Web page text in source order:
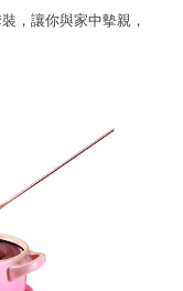
，讓你與家中摰親，